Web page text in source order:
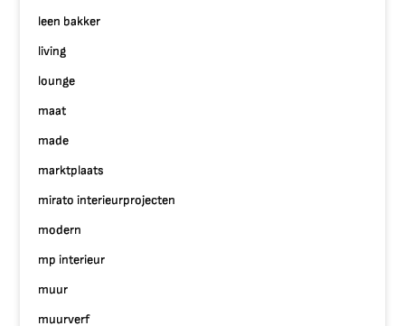
leen bakker
living
lounge
maat
made
marktplaats
mirato interieurprojecten
modern
mp interieur
muur
muurverf